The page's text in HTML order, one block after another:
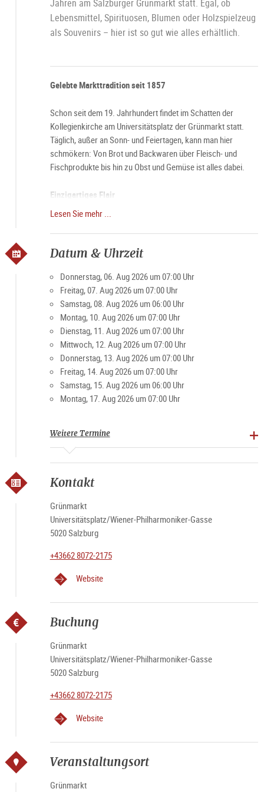
Jahren am Salzburger Grünmarkt statt. Egal, ob
Lebensmittel, Spirituosen, Blumen oder Holzspielzeug
als Souvenirs – hier ist so gut wie alles erhältlich.
Gelebte Markttradition seit 1857
Schon seit dem 19. Jahrhundert findet im Schatten der
Kollegienkirche am Universitätsplatz der Grünmarkt statt.
Täglich, außer an Sonn- und Feiertagen, kann man hier
schmökern: Von Brot und Backwaren über Fleisch- und
Fischprodukte bis hin zu Obst und Gemüse ist alles dabei.
Einzigartiges Flair
besondere Aura. Dann, wenn die Stände des Marktes schon
um 6 Uhr morgens ihre Pforten öffnen und die Stadt langsam
Besucher und Einheimische schätzen den Markt für die
gemütliche Atmosphäre. Vor allem am Wochenende ist der
Platz ein beliebter Treffpunkt für Jung und Alt.
Spezialitäten: Landwirtschaftliche Produkte, Brot, Gebäck,
Fleisch und Verarbeitungsprodukte, Obst, Gemüse,
Spirituosen
Marktzeiten
Feiertage)
Lesen Sie mehr ...
Datum & Uhrzeit
Donnerstag, 06. Aug 2026 um 07:00 Uhr
Freitag, 07. Aug 2026 um 07:00 Uhr
Samstag, 08. Aug 2026 um 06:00 Uhr
Montag, 10. Aug 2026 um 07:00 Uhr
Dienstag, 11. Aug 2026 um 07:00 Uhr
Mittwoch, 12. Aug 2026 um 07:00 Uhr
Donnerstag, 13. Aug 2026 um 07:00 Uhr
Freitag, 14. Aug 2026 um 07:00 Uhr
Samstag, 15. Aug 2026 um 06:00 Uhr
Montag, 17. Aug 2026 um 07:00 Uhr
Weitere Termine
Kontakt
Grünmarkt
Universitätsplatz/Wiener-Philharmoniker-Gasse
5020 Salzburg
+43662 8072-2175
Website
Buchung
Grünmarkt
Universitätsplatz/Wiener-Philharmoniker-Gasse
5020 Salzburg
+43662 8072-2175
Website
Veranstaltungsort
Grünmarkt